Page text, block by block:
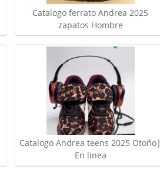
Catalogo ferrato Andrea 2025
zapatos Hombre
Catalogo Andrea teens 2025 Otoño|
En linea